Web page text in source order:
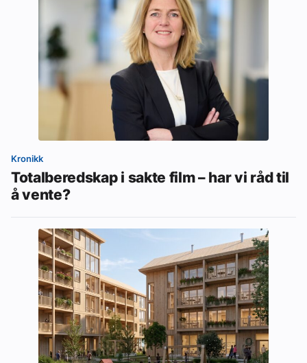
Kronikk
Totalberedskap i sakte film – har vi råd til
å vente?